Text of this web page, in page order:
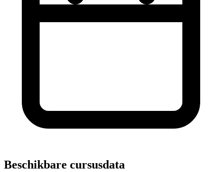
Beschikbare cursusdata